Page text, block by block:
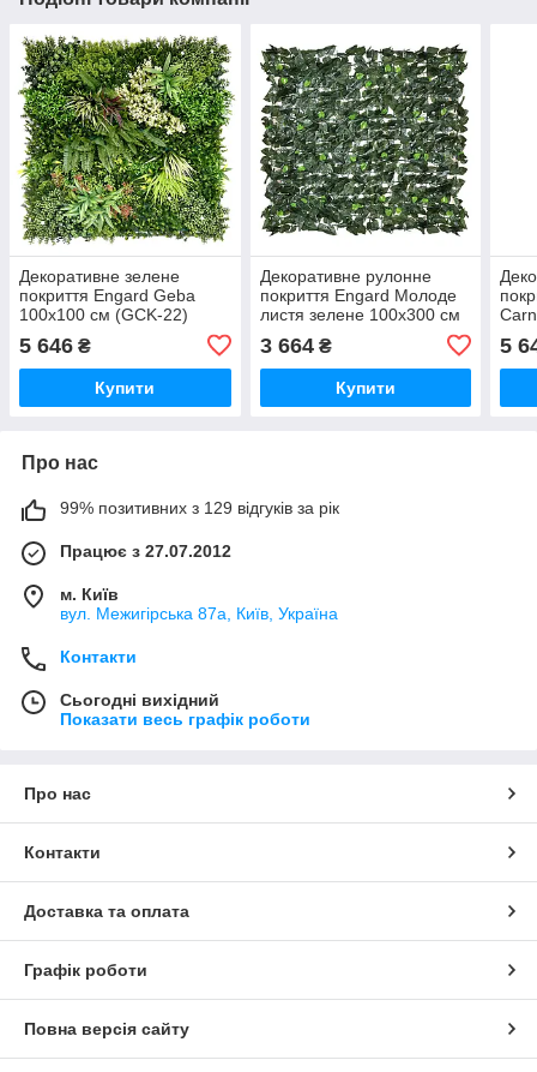
Декоративне зелене
покриття Engard Geba
100х100 см (GCK-22)
5 646 ₴
Купити
Декоративне рулонне
покриття Engard Молоде
листя зелене 100x300 см
3 664₴
Купити
5
Про нас
99% позитивних з 129 відгуків за рік
Працює з 27.07.2012
м. Київ
вул. Межигірська 87а, Київ, Україна
Контакти
Сьогодні вихідний
Показати весь графік роботи
Про нас
Контакти
Доставка та оплата
Графік роботи
Повна версія сайту